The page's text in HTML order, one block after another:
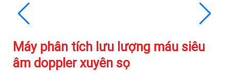
Máy phân tích lưu lượng máu siêu
âm doppler xuyên sọ